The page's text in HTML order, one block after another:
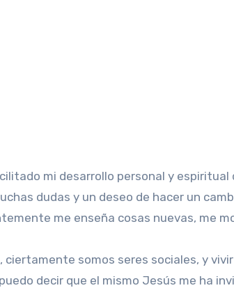
mi desarrollo personal y
dudas y un deseo de hacer un
me enseña cosas nuevas, me
somos seres sociales, y
decir que el mismo Jesús me ha